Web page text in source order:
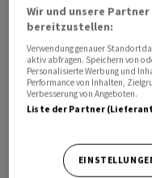
Gold, Waffen und
vom grössten Fall
langjährigen
Der Organisation
herrscht im Irak ein
Vergleich von 182
Wir und unsere
bereitzustellen:
Verwendung genauer
aktiv abfragen. Speichern von
Personalisierte Werbung und
Performance von Inhalten,
Verbesserung von Angeboten.
Liste der Partner